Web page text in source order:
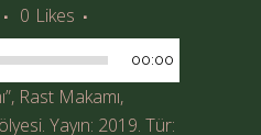
0 Likes
00:00
Rast Makamı,
Yayın: 2019. Tür: